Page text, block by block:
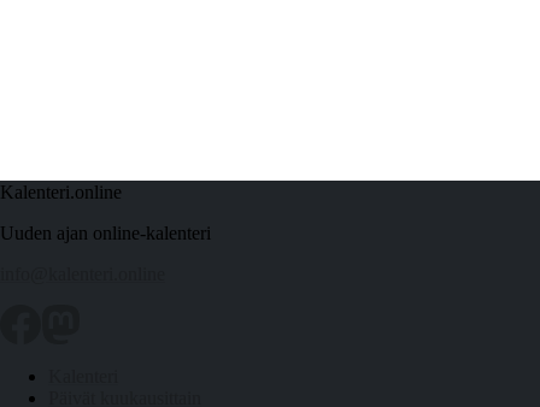
Kalenteri.online
Uuden ajan online-kalenteri